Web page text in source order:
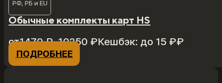
РФ, РБ и EU
Обычные комплекты карт HS
от1470₽–10250 ₽
Диапазон
цен:
1470 ₽
Кешбэк: до 15 ₽₽
ПОДРОБНЕЕ
товар